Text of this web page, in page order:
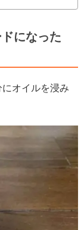
になった
にオイルを浸み